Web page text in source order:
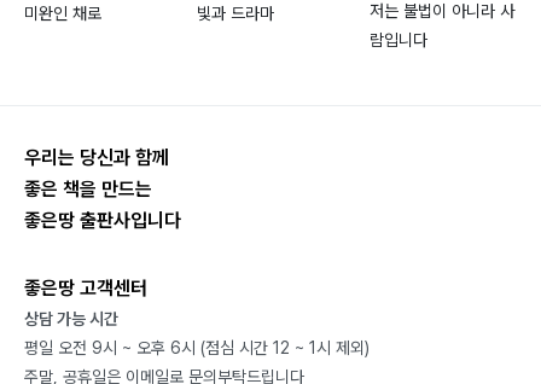
소똥구리 ?46
冬寒 ?50
가을 山 ?51
늙은 소녀 ?52
엄마 ?54
고마운 도둑 ?55
가자 ?56
미완인 채로 빛과 드라마
저는 불법이 아니라 사
람입니다
우리는 당신과 함께
좋은 책을 만드는
좋은땅 출판사입니다
좋은땅 고객센터
상담 가능 시간
평일 오전 9시 ~ 오후 6시 (점심 시간 12 ~ 1시 제외)
주말, 공휴일은 이메일로 문의부탁드립니다